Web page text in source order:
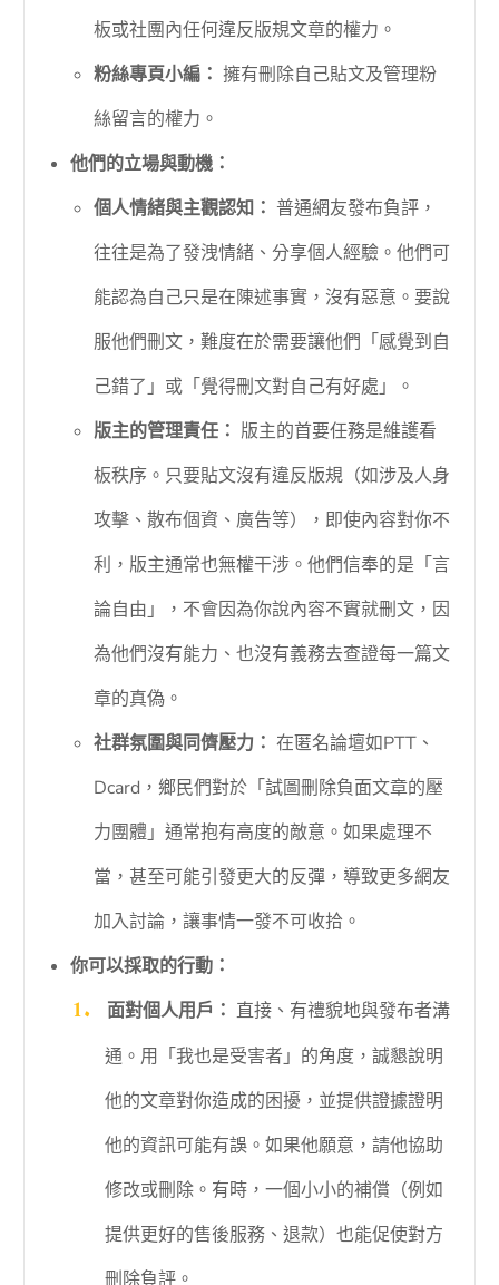
板或社團內任何違反版規文章的權力。
粉絲專頁小編： 擁有刪除自己貼文及管理粉
絲留言的權力。
他們的立場與動機：
個人情緒與主觀認知： 普通網友發布負評，
往往是為了發洩情緒、分享個人經驗。他們可
能認為自己只是在陳述事實，沒有惡意。要說
服他們刪文，難度在於需要讓他們「感覺到自
己錯了」或「覺得刪文對自己有好處」。
版主的管理責任： 版主的首要任務是維護看
板秩序。只要貼文沒有違反版規（如涉及人身
攻擊、散布個資、廣告等），即使內容對你不
利，版主通常也無權干涉。他們信奉的是「言
論自由」，不會因為你說內容不實就刪文，因
為他們沒有能力、也沒有義務去查證每一篇文
章的真偽。
社群氛圍與同儕壓力： 在匿名論壇如PTT、
Dcard，鄉民們對於「試圖刪除負面文章的壓
力團體」通常抱有高度的敵意。如果處理不
當，甚至可能引發更大的反彈，導致更多網友
加入討論，讓事情一發不可收拾。
你可以採取的行動：
面對個人用戶： 直接、有禮貌地與發布者溝
通。用「我也是受害者」的角度，誠懇說明
他的文章對你造成的困擾，並提供證據證明
他的資訊可能有誤。如果他願意，請他協助
修改或刪除。有時，一個小小的補償（例如
提供更好的售後服務、退款）也能促使對方
刪除負評。